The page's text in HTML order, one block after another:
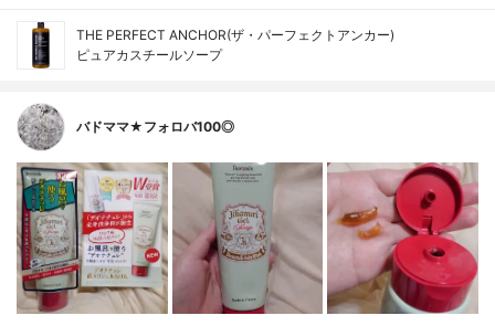
THE PERFECT ANCHOR(ザ・パーフェクトアンカー)
ピュアカスチールソープ
バドママ★フォロバ100◎